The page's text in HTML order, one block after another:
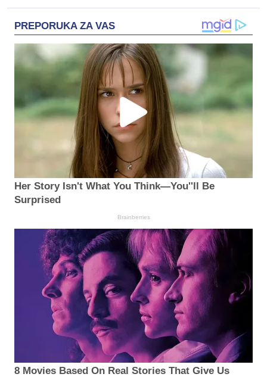
PREPORUKA ZA VAS
Her Story Isn't What You Think—You''ll Be
Surprised
Brainberries
8 Movies Based On Real Stories That Give Us